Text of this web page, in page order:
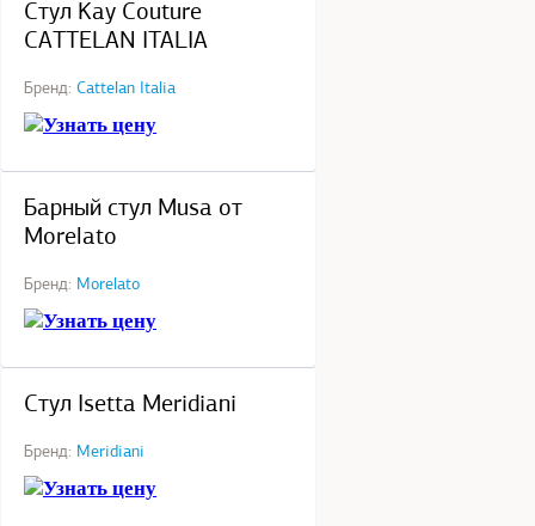
Стул Kay Couture
CATTELAN ITALIA
Бренд: Cattelan Italia
Узнать цену
Барный стул Musa от
Morelato
Бренд: Morelato
Узнать цену
Стул Isetta Meridiani
Бренд: Meridiani
Узнать цену